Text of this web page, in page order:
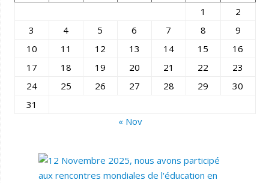
1
2
3
4 5 6 7 8
9
10
11 12 13 14 15
16
17
18 19 20 21 22
23
24
25 26 27 28 29
30
31
« Nov